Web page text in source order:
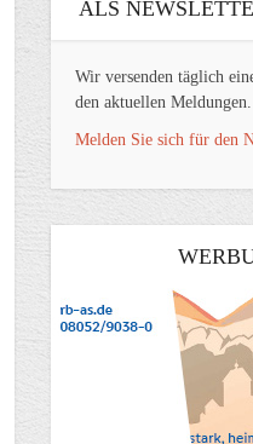
ALS
Wir versenden täglich
den aktuellen Meldungen.
Melden Sie sich für den